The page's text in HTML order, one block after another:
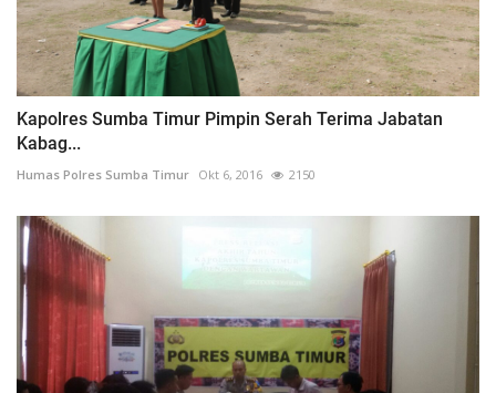
Kapolres Sumba Timur Pimpin Serah Terima Jabatan
Kabag...
Humas Polres Sumba Timur Okt 6, 2016 2150